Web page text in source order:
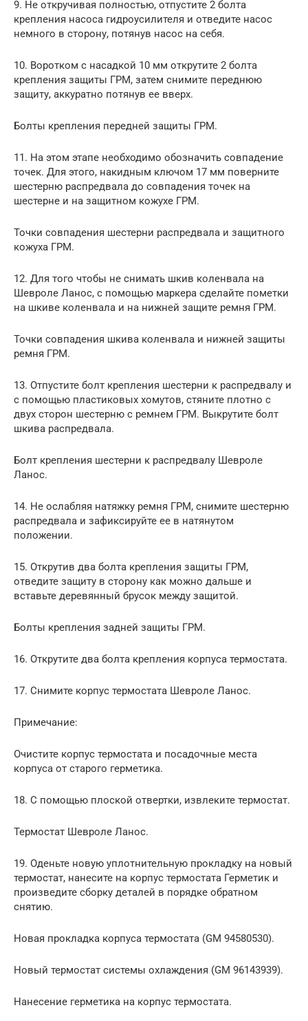
9. Не откручивая полностью, отпустите 2 болта
крепления насоса гидроусилителя и отведите насос
немного в сторону, потянув насос на себя.
10. Воротком с насадкой 10 мм открутите 2 болта
крепления защиты ГРМ, затем снимите переднюю
защиту, аккуратно потянув ее вверх.
Болты крепления передней защиты ГРМ.
11. На этом этапе необходимо обозначить совпадение
точек. Для этого, накидным ключом 17 мм поверните
шестерню распредвала до совпадения точек на
шестерне и на защитном кожухе ГРМ.
Точки совпадения шестерни распредвала и защитного
кожуха ГРМ.
12. Для того чтобы не снимать шкив коленвала на
Шевроле Ланос, с помощью маркера сделайте пометки
на шкиве коленвала и на нижней защите ремня ГРМ.
Точки совпадения шкива коленвала и нижней защиты
ремня ГРМ.
13. Отпустите болт крепления шестерни к распредвалу и
с помощью пластиковых хомутов, стяните плотно с
двух сторон шестерню с ремнем ГРМ. Выкрутите болт
шкива распредвала.
Болт крепления шестерни к распредвалу Шевроле
Ланос.
14. Не ослабляя натяжку ремня ГРМ, снимите шестерню
распредвала и зафиксируйте ее в натянутом
положении.
15. Открутив два болта крепления защиты ГРМ,
отведите защиту в сторону как можно дальше и
вставьте деревянный брусок между защитой.
Болты крепления задней защиты ГРМ.
16. Открутите два болта крепления корпуса термостата.
17. Снимите корпус термостата Шевроле Ланос.
Примечание:
Очистите корпус термостата и посадочные места
корпуса от старого герметика.​
18. С помощью плоской отвертки, извлеките термостат.
Термостат Шевроле Ланос.
19. Оденьте новую уплотнительную прокладку на новый
термостат, нанесите на корпус термостата Герметик и
произведите сборку деталей в порядке обратном
снятию.
Новая прокладка корпуса термостата (GM 94580530).
Новый термостат системы охлаждения (GM 96143939).
Нанесение герметика на корпус термостата.